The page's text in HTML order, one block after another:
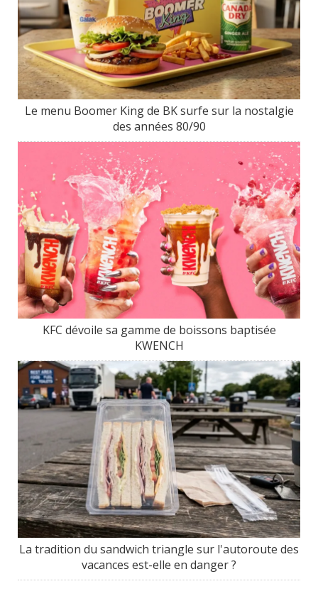
Le menu Boomer King de BK surfe sur la nostalgie
des années 80/90
KFC dévoile sa gamme de boissons baptisée
KWENCH
La tradition du sandwich triangle sur l'autoroute des
vacances est-elle en danger ?